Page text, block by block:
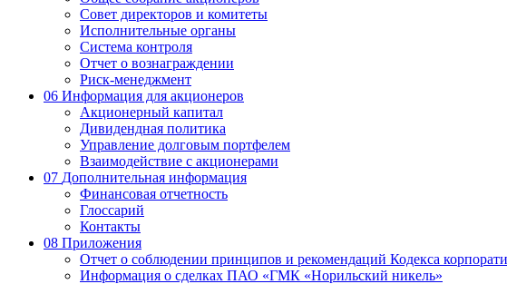
Совет директоров и комитеты
Исполнительные органы
Система контроля
Отчет о вознаграждении
Риск-менеджмент
06 Информация для акционеров
Акционерный капитал
Дивидендная политика
Управление долговым портфелем
Взаимодействие с акционерами
07 Дополнительная информация
Финансовая отчетность
Глоссарий
Контакты
08 Приложения
Отчет о соблюдении принципов и рекомендаций Кодекса
Информация о сделках ПАО «ГМК «Норильский никель»